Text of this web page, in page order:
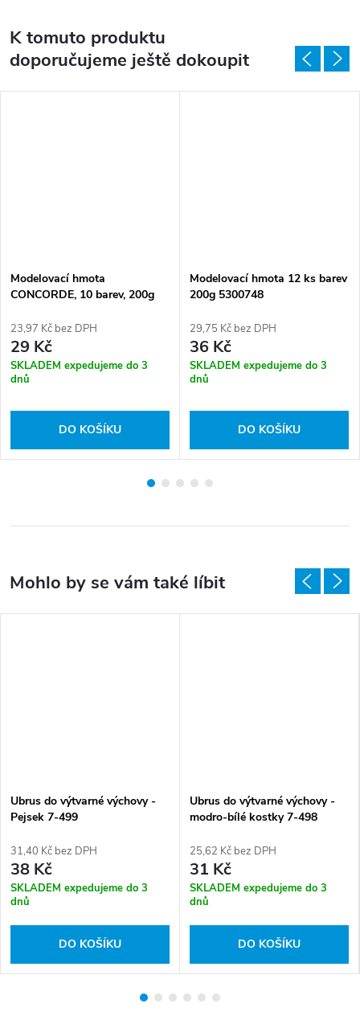
K tomuto produktu
doporučujeme ještě dokoupit
Modelovací hmota
CONCORDE, 10 barev, 200g
23,97 Kč bez DPH
29 Kč
SKLADEM expedujeme do 3
dnů
DO KOŠÍKU
Modelovací hmota 12 ks barev
200g 5300748
29,75 Kč bez DPH
36 Kč
SKLADEM expedujeme do 3
dnů
DO KOŠÍKU
Ubrus do výtvarné výchovy -
Pejsek 7-499
31,40 Kč bez DPH
38 Kč
SKLADEM expedujeme do 3
dnů
DO KOŠÍKU
Ubrus do výtvarné výchovy -
modro-bílé kostky 7-498
25,62 Kč bez DPH
31 Kč
SKLADEM expedujeme do 3
dnů
DO KOŠÍKU